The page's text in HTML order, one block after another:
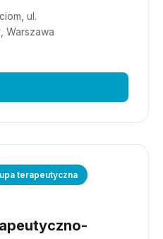
ul.
Warszawa
terapeutyczna